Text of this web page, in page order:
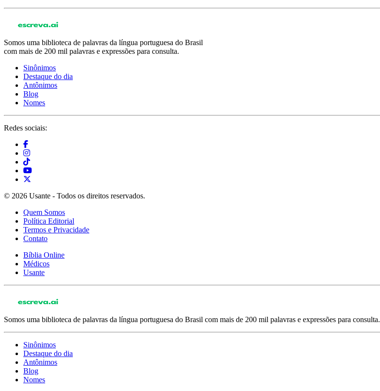
Somos uma biblioteca de palavras da língua portuguesa do Brasil
com mais de 200 mil palavras e expressões para consulta.
Sinônimos
Destaque do dia
Antônimos
Blog
Nomes
Redes sociais:
© 2026 Usante - Todos os direitos reservados.
Quem Somos
Política Editorial
Termos e Privacidade
Contato
Bíblia Online
Médicos
Usante
Somos uma biblioteca de palavras da língua portuguesa do Brasil com mais de 200 mil palavras e expressões para consulta.
Sinônimos
Destaque do dia
Antônimos
Blog
Nomes